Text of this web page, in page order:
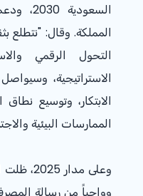
السعودية 2030،
المملكة. وقال: "نتطلع
التحول الرقمي
الاستراتيجية،
الابتكار، وتوسيع
الممارسات البيئية
وعلى مدار 2025، ظلت
وواجباً من رسالة